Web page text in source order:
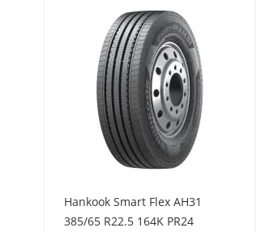
Hankook Smart Flex AH31
385/65 R22.5 164K PR24